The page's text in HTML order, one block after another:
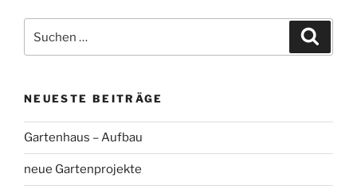
nach:
NEUESTE BEITRÄGE
Gartenhaus – Aufbau
neue Gartenprojekte